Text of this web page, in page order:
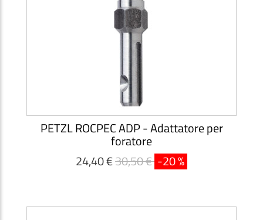
PETZL ROCPEC ADP - Adattatore per
foratore
24,40 €30,50 € -20 %